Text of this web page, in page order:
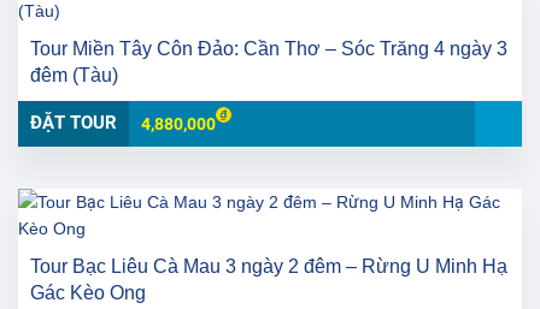
Tour Miền Tây Côn Đảo: Cần Thơ – Sóc Trăng 4 ngày 3
đêm (Tàu)
ĐẶT TOUR 4,880,000
Tour Bạc Liêu Cà Mau 3 ngày 2 đêm – Rừng U Minh Hạ
Gác Kèo Ong